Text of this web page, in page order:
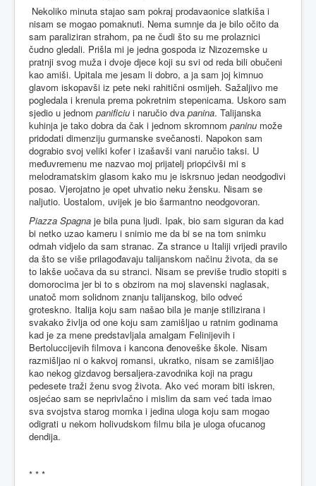
Nekoliko minuta stajao sam pokraj prodavaonice slatkiša i
nisam se mogao pomaknuti. Nema sumnje da je bilo očito da
sam paraliziran strahom, pa ne čudi što su me prolaznici
čudno gledali. Prišla mi je jedna gospoda iz Nizozemske u
pratnji svog muža i dvoje djece koji su svi od reda bili obučeni
kao amiši. Upitala me jesam li dobro, a ja sam joj kimnuo
glavom iskopavši iz pete neki rahitični osmijeh. Sažaljivo me
pogledala i krenula prema pokretnim stepenicama. Uskoro sam
sjedio u jednom panificiu i naručio dva panina. Talijanska
kuhinja je tako dobra da čak i jednom skromnom paninu može
pridodati dimenziju gurmanske svečanosti. Napokon sam
dograbio svoj veliki kofer i izašavši vani naručio taksi. U
međuvremenu me nazvao moj prijatelj priopćivši mi s
melodramatskim glasom kako mu je iskrsnuo jedan neodgodivi
posao. Vjerojatno je opet uhvatio neku žensku. Nisam se
naljutio. Uostalom, uvijek je bio šarmantno neodgovoran.
Piazza Spagna je bila puna ljudi. Ipak, bio sam siguran da kad
bi netko uzao kameru i snimio me da bi se na tom snimku
odmah vidjelo da sam stranac. Za strance u Italiji vrijedi pravilo
da što se više prilagođavaju talijanskom načinu života, da se
to lakše uočava da su stranci. Nisam se previše trudio stopiti s
domorocima jer bi to s obzirom na moj slavenski naglasak,
unatoč mom solidnom znanju talijanskog, bilo odveć
groteskno. Italija koju sam našao bila je manje stilizirana i
svakako življa od one koju sam zamišljao u ratnim godinama
kad je za mene predstavljala amalgam Felinijevih i
Bertoluccijevih filmova i kancona đenoveške škole. Nisam
razmišljao ni o kakvoj romansi, ukratko, nisam se zamišljao
kao nekog gizdavog bersaljera-zavodnika koji na pragu
pedesete traži ženu svog života. Ako već moram biti iskren,
osjećao sam se neprivlačno i mislim da sam već tada imao
sva svojstva starog momka i jedina uloga koju sam mogao
odigrati u nekom holivudskom filmu bila je uloga ofucanog
dendija.
* * *